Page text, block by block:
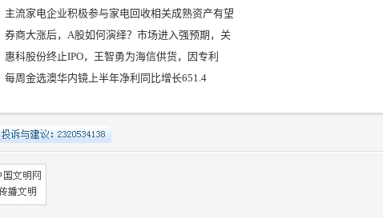
主流家电企业积极参与家电回收相关成熟资产有望
券商大涨后，A股如何演绎？市场进入强预期，关
惠科股份终止IPO，王智勇为海信供货，因专利
每周金选澳华内镜上半年净利同比增长651.4